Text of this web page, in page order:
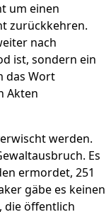
um einen
zurückkehren.
nach
ist, sondern ein
das Wort
Akten
werden.
Es
ermordet, 251
gäbe es keinen
die öffentlich